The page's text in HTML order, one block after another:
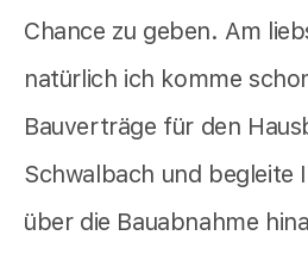
Chance zu geben. Am
natürlich ich komme
Bauverträge für den
Schwalbach und begleite
über die Bauabnahme